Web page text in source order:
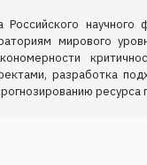
научного
мирового
разработка
ресурса